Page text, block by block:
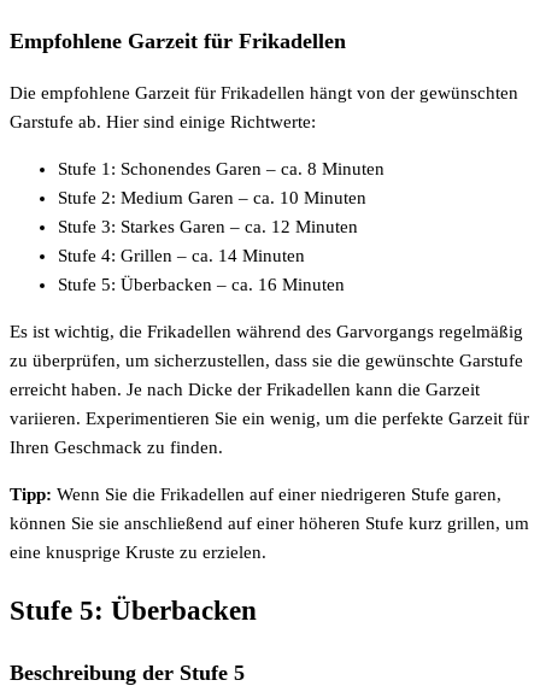
Empfohlene Garzeit für Frikadellen
Die empfohlene Garzeit für Frikadellen hängt von der gewünschten
Garstufe ab. Hier sind einige Richtwerte:
Stufe 1: Schonendes Garen – ca. 8 Minuten
Stufe 2: Medium Garen – ca. 10 Minuten
Stufe 3: Starkes Garen – ca. 12 Minuten
Stufe 4: Grillen – ca. 14 Minuten
Stufe 5: Überbacken – ca. 16 Minuten
Es ist wichtig, die Frikadellen während des Garvorgangs regelmäßig
zu überprüfen, um sicherzustellen, dass sie die gewünschte Garstufe
erreicht haben. Je nach Dicke der Frikadellen kann die Garzeit
variieren. Experimentieren Sie ein wenig, um die perfekte Garzeit für
Ihren Geschmack zu finden.
Tipp: Wenn Sie die Frikadellen auf einer niedrigeren Stufe garen,
können Sie sie anschließend auf einer höheren Stufe kurz grillen, um
eine knusprige Kruste zu erzielen.
Stufe 5: Überbacken
Beschreibung der Stufe 5